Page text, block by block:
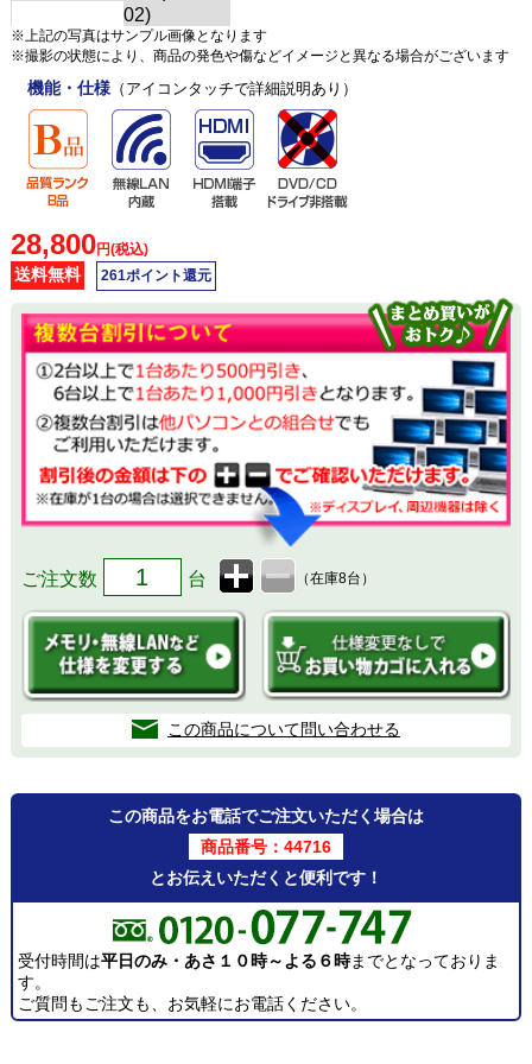
※上記の写真はサンプル画像となります
※撮影の状態により、商品の発色や傷などイメージと異なる場合がございます
機能・仕様（アイコンタッチで詳細説明あり）
28,800円(税込)
送料無料 261ポイント還元
ご注文数 台 （在庫8台）
この商品について問い合わせる
この商品をお電話でご注文いただく場合は
商品番号：44716
とお伝えいただくと便利です！
受付時間は平日のみ・あさ１０時～よる６時までとなっておりま
す。
ご質問もご注文も、お気軽にお電話ください。